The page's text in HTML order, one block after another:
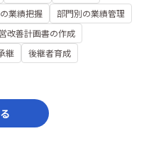
業績把握
部門別の業績管理
改善計画書の作成
継
後継者育成